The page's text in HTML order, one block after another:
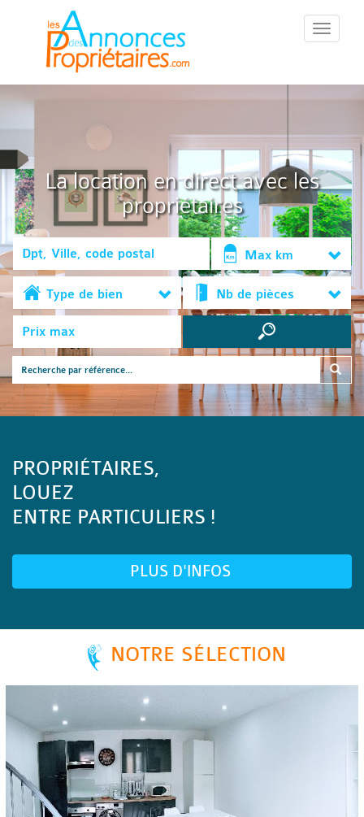
::Menu::
La location en direct avec les
propriétaires
Max km
Type de bien Nb de pièces
PROPRIÉTAIRES,
LOUEZ
ENTRE PARTICULIERS !
PLUS D'INFOS
NOTRE SÉLECTION